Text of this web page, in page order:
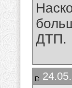
ДТП.